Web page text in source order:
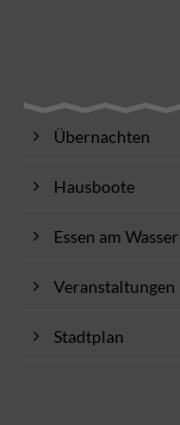
Übernachten
Hausboote
Essen am Wasser
Veranstaltungen
Stadtplan